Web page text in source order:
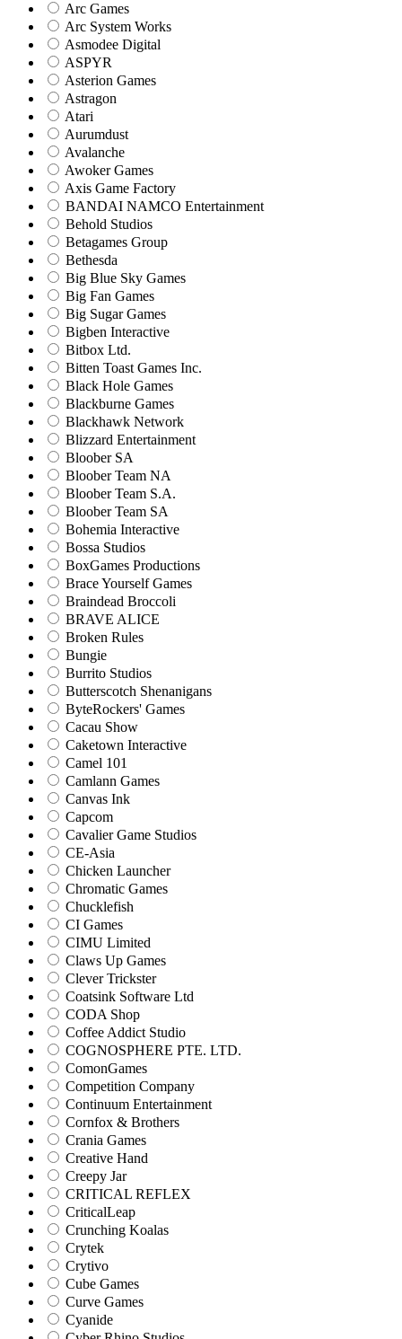
Arc Games
Arc System Works
Asmodee Digital
ASPYR
Asterion Games
Astragon
Atari
Aurumdust
Avalanche
Awoker Games
Axis Game Factory
BANDAI NAMCO Entertainment
Behold Studios
Betagames Group
Bethesda
Big Blue Sky Games
Big Fan Games
Big Sugar Games
Bigben Interactive
Bitbox Ltd.
Bitten Toast Games Inc.
Black Hole Games
Blackburne Games
Blackhawk Network
Blizzard Entertainment
Bloober SA
Bloober Team NA
Bloober Team S.A.
Bloober Team SA
Bohemia Interactive
Bossa Studios
BoxGames Productions
Brace Yourself Games
Braindead Broccoli
BRAVE ALICE
Broken Rules
Bungie
Burrito Studios
Butterscotch Shenanigans
ByteRockers' Games
Cacau Show
Caketown Interactive
Camel 101
Camlann Games
Canvas Ink
Capcom
Cavalier Game Studios
CE-Asia
Chicken Launcher
Chromatic Games
Chucklefish
CI Games
CIMU Limited
Claws Up Games
Clever Trickster
Coatsink Software Ltd
CODA Shop
Coffee Addict Studio
COGNOSPHERE PTE. LTD.
ComonGames
Competition Company
Continuum Entertainment
Cornfox & Brothers
Crania Games
Creative Hand
Creepy Jar
CRITICAL REFLEX
CriticalLeap
Crunching Koalas
Crytek
Crytivo
Cube Games
Curve Games
Cyanide